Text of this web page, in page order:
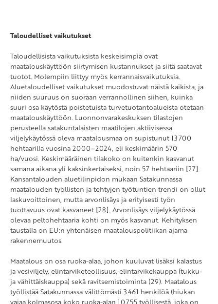
Taloudelliset vaikutukset
Taloudellisista vaikutuksista keskeisimpiä ovat
maatalouskäyttöön siirtymisen kustannukset ja siitä saatavat
tuotot. Molempiin liittyy myös kerrannaisvaikutuksia.
Aluetaloudelliset vaikutukset muodostuvat näistä kaikista, ja
niiden suuruus on suoraan verrannollinen siihen, kuinka
suuri osa käytöstä poistetuista turvetuotantoalueista otetaan
maatalouskäyttöön. Luonnonvarakeskuksen tilastojen
perusteella satakuntalaisten maatilojen aktiivisessa
viljelykäytössä oleva maatalousmaa on supistunut 13 700
hehtaarilla vuosina 2000–2024, eli keskimäärin 570
ha/vuosi. Keskimääräinen tilakoko on kuitenkin kasvanut
samana aikana yli kaksinkertaiseksi, noin 57 hehtaariin [27].
Kansantalouden aluetilinpidon mukaan Satakunnassa
maatalouden työllisten ja tehtyjen työtuntien trendi on ollut
laskuvoittoinen, mutta arvonlisäys ja erityisesti työn
tuottavuus ovat kasvaneet [28]. Arvonlisäys viljelykäytössä
olevaa peltohehtaaria kohti on myös kasvanut. Kehityksen
taustalla on EU:n yhtenäisen maatalouspolitiikan ajama
rakennemuutos.
Maatalous on osa ruoka-alaa, johon kuuluvat lisäksi kalastus
ja vesiviljely, elintarviketeollisuus, elintarvikekauppa (tukku-
ja vähittäiskauppa) sekä ravitsemistoiminta (29). Maatalous
työllistää Satakunnassa välittömästi 3 461 henkilöä (hiukan
vajaa kolmasosa koko ruoka-alan 10 755 työllisestä, joka on